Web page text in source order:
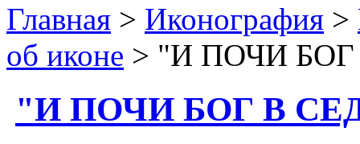
Главная > Иконография >
об иконе > "И ПОЧИ
"И ПОЧИ БОГ В